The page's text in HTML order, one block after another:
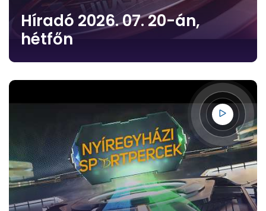
Híradó 2026. 07. 20-án,
hétfőn